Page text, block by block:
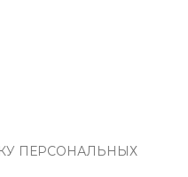
ПЕРСОНАЛЬНЫХ